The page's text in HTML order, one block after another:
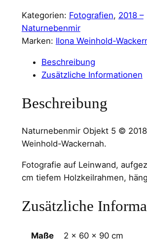
Kategorien: Fotografien, 2018 –
Naturnebenmir
Marken: Ilona Weinhold-
Beschreibung
Zusätzliche Informationen
Beschreibung
Naturnebenmir Objekt 5 ©
Weinhold-Wackernah.
Fotografie auf Leinwand,
cm tiefem Holzkeilrahmen,
Zusätzliche
Maße 2 × 60 × 90 cm